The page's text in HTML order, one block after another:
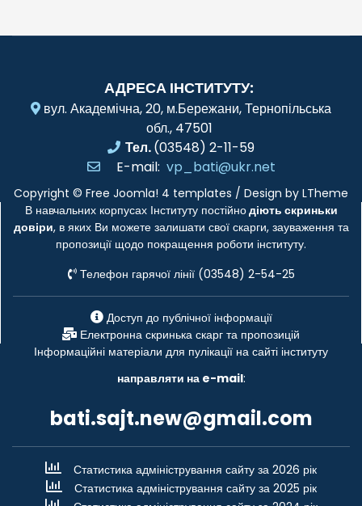
АДРЕСА ІНСТИТУТУ:
вул. Академічна, 20, м.Бережани, Тернопільська
обл., 47501
Тел.(03548) 2-11-59
E-mail: vp_bati@ukr.net
Copyright © Free Joomla! 4 templates / Design by LTheme
В навчальних корпусах Інституту постійнодіють скриньки
довіри, в яких Ви можете залишати свої скарги, зауваження та
пропозиції щодо покращення роботи інституту.
Телефон гарячої лінії (03548) 2-54-25
Доступ до публічної інформації
Електронна скринька скарг та пропозицій
Інформаційні матеріали для пулікації на сайті інституту
направляти на e-mail:
bati.sajt.new@gmail.com
Статистика адміністрування сайту за 2026 рік
Статистика адміністрування сайту за 2025 рік